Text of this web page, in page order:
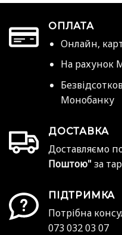
ОПЛАТА
Онлайн,
На рахунок
Монобанку
ДОСТАВКА
Доставляємо
Поштою" за
ПІДТРИМКА
Потрібна
073 032 03 07